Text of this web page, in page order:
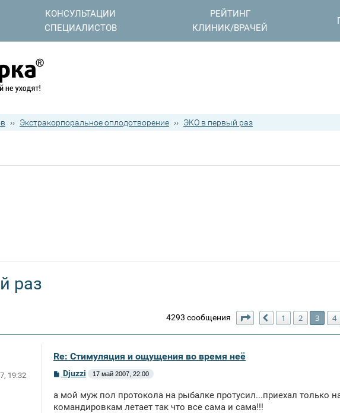
КОНСУЛЬТАЦИИ
СПЕЦИАЛИСТОВ
РЕЙТИНГ
КЛИНИК/ВРАЧЕЙ
›› Экстракорпоральное оплодотворение ›› ЭКО в первый раз
раз
4293 сообщения Страница из 123
Пред.
1 2 3 4
19:32
Re: Стимуляция и ощущения во время неё
С
б
щ
Djuzzi 17 май 2007, 22:00
а мой муж пол протокола на рыбалке протусил...приехал только
командировкам летает так что все сама и сама!!!